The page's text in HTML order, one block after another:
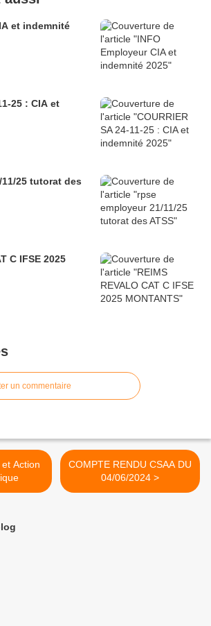
et indemnité
25 : CIA et
25 tutorat des
C IFSE 2025
un commentaire
COMPTE RENDU CSAA DU
04/06/2024 >